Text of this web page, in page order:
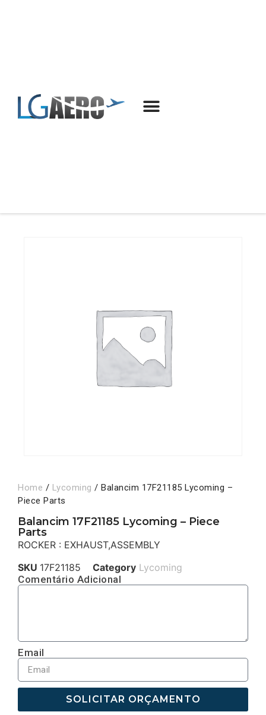
Home / Lycoming / Balancim 17F21185 Lycoming –
Piece Parts
Balancim 17F21185 Lycoming – Piece
Parts
ROCKER : EXHAUST,ASSEMBLY
SKU 17F21185 Category Lycoming
Comentário Adicional
Email
SOLICITAR ORÇAMENTO